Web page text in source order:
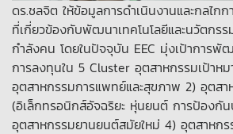
ดร.ชลจิต ให้ข้อมูลการดำเนินงานและกลไก
ที่เกี่ยวข้องกับพัฒนาเทคโนโลยีและนวัตกร
กำลังคน โดยในปัจจุบัน EEC มุ่งเป้าการพัฒ
การลงทุนใน 5 Cluster อุตสาหกรรมเป้าหม
อุตสาหกรรมการแพทย์และสุขภาพ 2) อุตส
(อิเล็กทรอนิกส์อัจฉริยะ หุ่นยนต์ การป้องกัน
อุตสาหกรรมยานยนต์สมัยใหม่ 4) อุตสาหก